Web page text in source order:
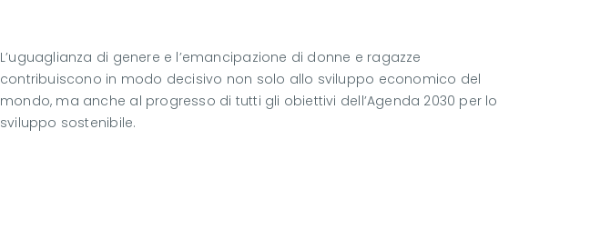
L’uguaglianza di genere e l’emancipazione di donne e ragazze
contribuiscono in modo decisivo non solo allo sviluppo economico del
mondo, ma anche al progresso di tutti gli obiettivi dell’Agenda 2030 per lo
sviluppo sostenibile.